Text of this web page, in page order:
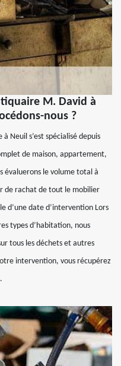
M. David à
nous ?
Neuil s’est spécialisé depuis
de maison, appartement,
évaluerons le volume total à
de rachat de tout le mobilier
d’une date d’intervention Lors
types d’habitation, nous
tous les déchets et autres
intervention, vous récupérez